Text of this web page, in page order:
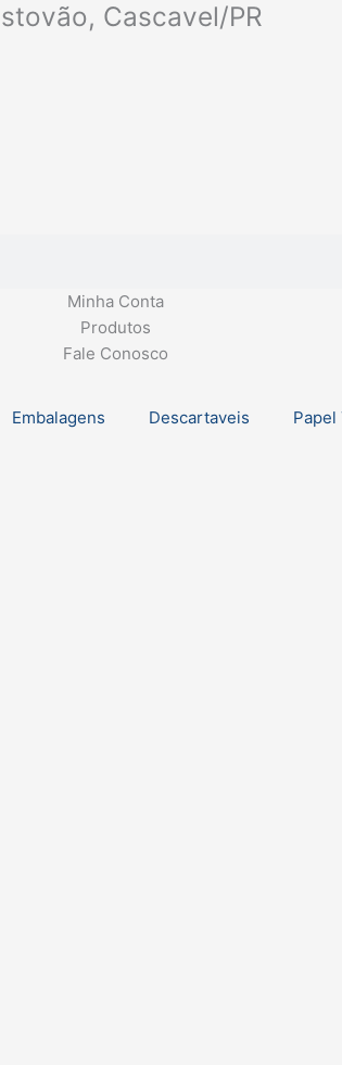
Cascavel/PR
Minha Conta
Produtos
Fale Conosco
Embalagens Descartaveis Papel